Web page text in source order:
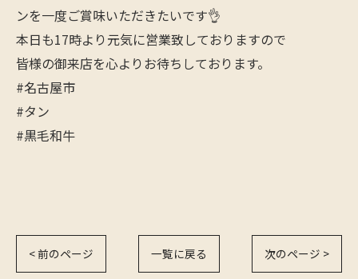
ンを一度ご賞味いただきたいです👌
本日も17時より元気に営業致しておりますので
皆様の御来店を心よりお待ちしております。
#名古屋市
#タン
#黒毛和牛
< 前のページ 一覧に戻る 次のページ >